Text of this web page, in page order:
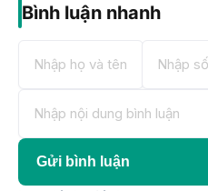
Bình luận nhanh
Gửi bình luận